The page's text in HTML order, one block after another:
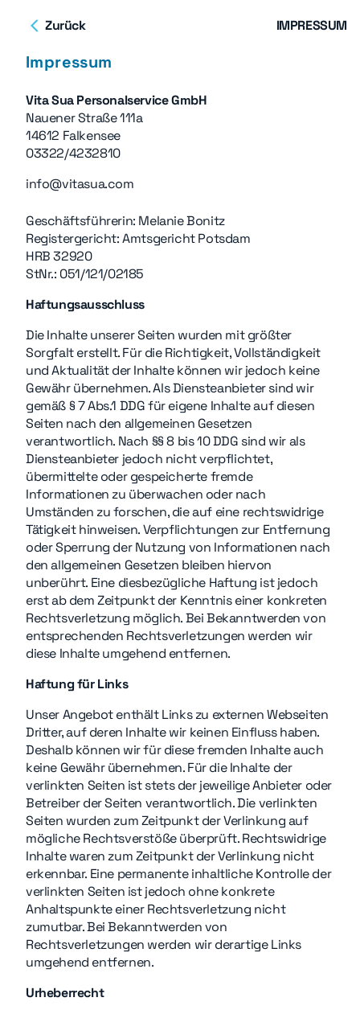
Zurück IMPRESSUM
Impressum
Vita Sua Personalservice GmbH
Nauener Straße 111a
14612 Falkensee
03322/4232810
info@vitasua.com
Geschäftsführerin: Melanie Bonitz
Registergericht: Amtsgericht Potsdam
HRB 32920
StNr.: 051/121/02185
Haftungsausschluss
Die Inhalte unserer Seiten wurden mit größter
Sorgfalt erstellt. Für die Richtigkeit, Vollständigkeit
und Aktualität der Inhalte können wir jedoch keine
Gewähr übernehmen. Als Diensteanbieter sind wir
gemäß § 7 Abs.1 DDG für eigene Inhalte auf diesen
Seiten nach den allgemeinen Gesetzen
verantwortlich. Nach §§ 8 bis 10 DDG sind wir als
Diensteanbieter jedoch nicht verpflichtet,
übermittelte oder gespeicherte fremde
Informationen zu überwachen oder nach
Umständen zu forschen, die auf eine rechtswidrige
Tätigkeit hinweisen. Verpflichtungen zur Entfernung
oder Sperrung der Nutzung von Informationen nach
den allgemeinen Gesetzen bleiben hiervon
unberührt. Eine diesbezügliche Haftung ist jedoch
erst ab dem Zeitpunkt der Kenntnis einer konkreten
Rechtsverletzung möglich. Bei Bekanntwerden von
entsprechenden Rechtsverletzungen werden wir
diese Inhalte umgehend entfernen.
Haftung für Links
Unser Angebot enthält Links zu externen Webseiten
Dritter, auf deren Inhalte wir keinen Einfluss haben.
Deshalb können wir für diese fremden Inhalte auch
keine Gewähr übernehmen. Für die Inhalte der
verlinkten Seiten ist stets der jeweilige Anbieter oder
Betreiber der Seiten verantwortlich. Die verlinkten
Seiten wurden zum Zeitpunkt der Verlinkung auf
mögliche Rechtsverstöße überprüft. Rechtswidrige
Inhalte waren zum Zeitpunkt der Verlinkung nicht
erkennbar. Eine permanente inhaltliche Kontrolle der
verlinkten Seiten ist jedoch ohne konkrete
Anhaltspunkte einer Rechtsverletzung nicht
zumutbar. Bei Bekanntwerden von
Rechtsverletzungen werden wir derartige Links
umgehend entfernen.
Urheberrecht